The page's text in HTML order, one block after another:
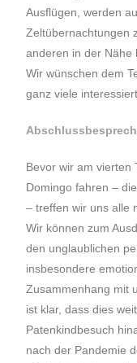
Ausflügen, werden
Zeltübernachtungen
anderen in der Nähe
Wir wünschen dem
ganz viele
Bevor wir am vierten
Domingo fahren –
– treffen wir uns alle
Wir können zum
den unglaublichen
insbesondere
Zusammenhang mit
ist klar, dass dies
Patenkindbesuch
nach der Pandemie